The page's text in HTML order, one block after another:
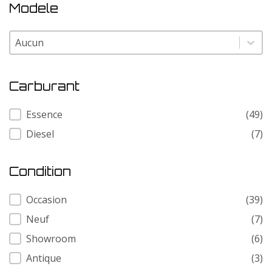
Modele
Modele
Modele
Carburant
Carburant
Essence
(49)
Diesel
(7)
Condition
Condition
Occasion
(39)
Neuf
(7)
Showroom
(6)
Antique
(3)